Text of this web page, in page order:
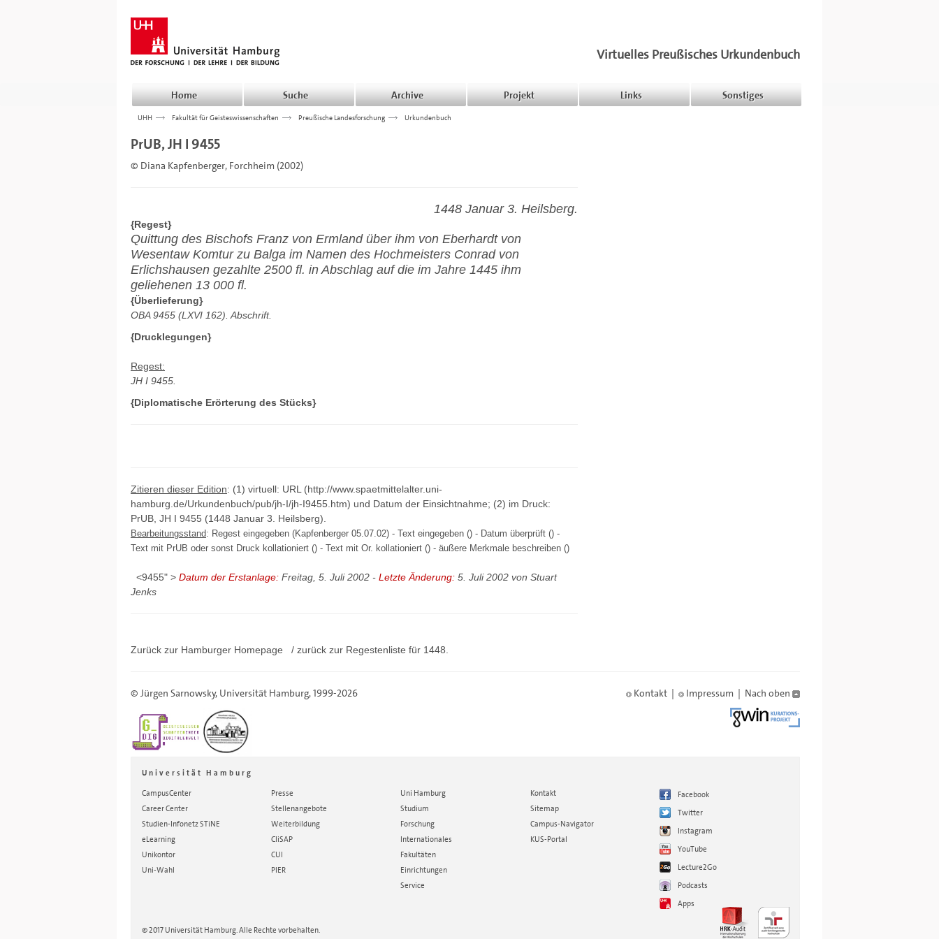
Virtuelles Preußisches Urkundenbuch
Home Suche Archive Projekt Links Sonstiges
UHH >>> Fakultät für Geisteswissenschaften >>> Preußische Landesforschung >>> Urkundenbuch
PrUB, JH I 9455
© Diana Kapfenberger, Forchheim (2002)
1448 Januar 3. Heilsberg.
{Regest}
Quittung des Bischofs Franz von Ermland über ihm von Eberhardt von
Wesentaw Komtur zu Balga im Namen des Hochmeisters Conrad von
Erlichshausen gezahlte 2500 fl. in Abschlag auf die im Jahre 1445 ihm
geliehenen 13 000 fl.
{Überlieferung}
OBA 9455 (LXVI 162). Abschrift.
{Drucklegungen}
Regest:
JH I 9455.
{Diplomatische Erörterung des Stücks}
Zitieren dieser Edition: (1) virtuell: URL (http://www.spaetmittelalter.uni-
hamburg.de/Urkundenbuch/pub/jh-I/jh-I9455.htm) und Datum der Einsichtnahme; (2) im Druck:
PrUB, JH I 9455 (1448 Januar 3. Heilsberg).
Bearbeitungsstand: Regest eingegeben (Kapfenberger 05.07.02) - Text eingegeben () - Datum überprüft () -
Text mit PrUB oder sonst Druck kollationiert () - Text mit Or. kollationiert () - äußere Merkmale beschreiben ()
<9455" > Datum der Erstanlage: Freitag, 5. Juli 2002 - Letzte Änderung: 5. Juli 2002 von Stuart
Jenks
Zurück zur Hamburger Homepage / zurück zur Regestenliste für 1448.
© Jürgen Sarnowsky, Universität Hamburg, 1999-2026 Kontakt | Impressum | Nach oben